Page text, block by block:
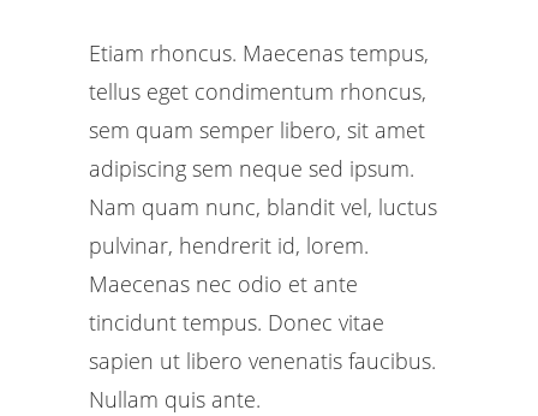
Etiam rhoncus. Maecenas tempus,
tellus eget condimentum rhoncus,
sem quam semper libero, sit amet
adipiscing sem neque sed ipsum.
Nam quam nunc, blandit vel, luctus
pulvinar, hendrerit id, lorem.
Maecenas nec odio et ante
tincidunt tempus. Donec vitae
sapien ut libero venenatis faucibus.
Nullam quis ante.